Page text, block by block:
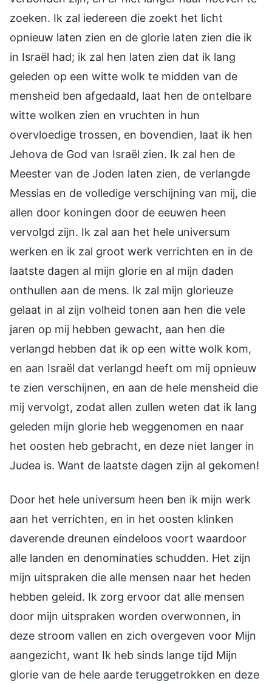
zoeken. Ik zal iedereen die zoekt het licht
opnieuw laten zien en de glorie laten zien die ik
in Israël had; ik zal hen laten zien dat ik lang
geleden op een witte wolk te midden van de
mensheid ben afgedaald, laat hen de ontelbare
witte wolken zien en vruchten in hun
overvloedige trossen, en bovendien, laat ik hen
Jehova de God van Israël zien. Ik zal hen de
Meester van de Joden laten zien, de verlangde
Messias en de volledige verschijning van mij, die
allen door koningen door de eeuwen heen
vervolgd zijn. Ik zal aan het hele universum
werken en ik zal groot werk verrichten en in de
laatste dagen al mijn glorie en al mijn daden
onthullen aan de mens. Ik zal mijn glorieuze
gelaat in al zijn volheid tonen aan hen die vele
jaren op mij hebben gewacht, aan hen die
verlangd hebben dat ik op een witte wolk kom,
en aan Israël dat verlangd heeft om mij opnieuw
te zien verschijnen, en aan de hele mensheid die
mij vervolgt, zodat allen zullen weten dat ik lang
geleden mijn glorie heb weggenomen en naar
het oosten heb gebracht, en deze niet langer in
Judea is. Want de laatste dagen zijn al gekomen!
Door het hele universum heen ben ik mijn werk
aan het verrichten, en in het oosten klinken
daverende dreunen eindeloos voort waardoor
alle landen en denominaties schudden. Het zijn
mijn uitspraken die alle mensen naar het heden
hebben geleid. Ik zorg ervoor dat alle mensen
door mijn uitspraken worden overwonnen, in
deze stroom vallen en zich overgeven voor Mijn
aangezicht, want Ik heb sinds lange tijd Mijn
glorie van de hele aarde teruggetrokken en deze